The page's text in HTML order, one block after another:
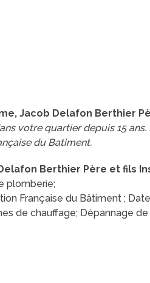
Jacob Delafon Berthier
votre quartier depuis 15
du Batiment.
Berthier Père et fils
plomberie;
Française du Bâtiment ;
de chauffage; Dépannage